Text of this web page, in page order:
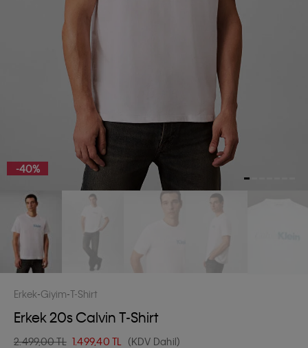
-40%
Erkek Giyim T-Shirt
Erkek 20s Calvin T-Shirt
2.499,00 TL 1.499,40 TL (KDV Dahil)